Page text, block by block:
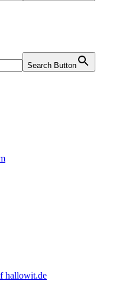
Search Button
hallowit.de